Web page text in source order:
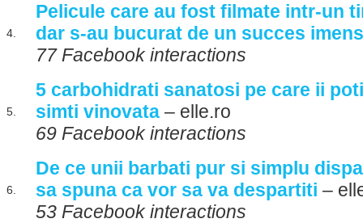
4.
Pelicule care au fost filmate intr-un
dar s-au bucurat de un succes imens
77 Facebook interactions
5.
5 carbohidrati sanatosi pe care ii
simti vinovata – elle.ro
69 Facebook interactions
6.
De ce unii barbati pur si simplu
sa spuna ca vor sa va despartiti –
53 Facebook interactions